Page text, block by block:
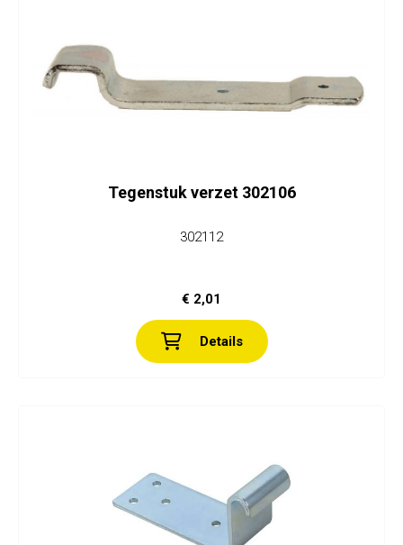
Tegenstuk verzet 302106
302112
€ 2,01
Details